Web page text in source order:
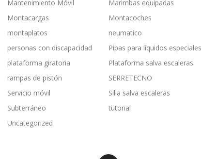
Mantenimiento Móvil
Marimbas equipadas
Montacargas
Montacoches
montaplatos
neumatico
personas con discapacidad
Pipas para líquidos especiales
plataforma giratoria
Plataforma salva escaleras
rampas de pistón
SERRETECNO
Servicio móvil
Silla salva escaleras
Subterráneo
tutorial
Uncategorized